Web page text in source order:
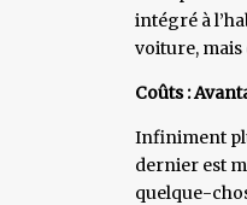
intégré à
voiture,
Coûts :
Infiniment
dernier est
quelque-